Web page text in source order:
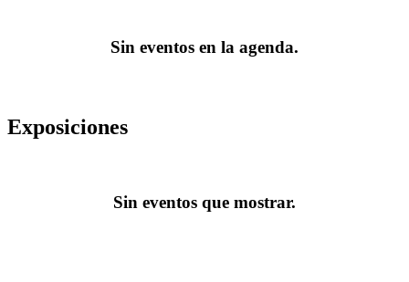
Sin eventos en la agenda.
Exposiciones
Sin eventos que mostrar.